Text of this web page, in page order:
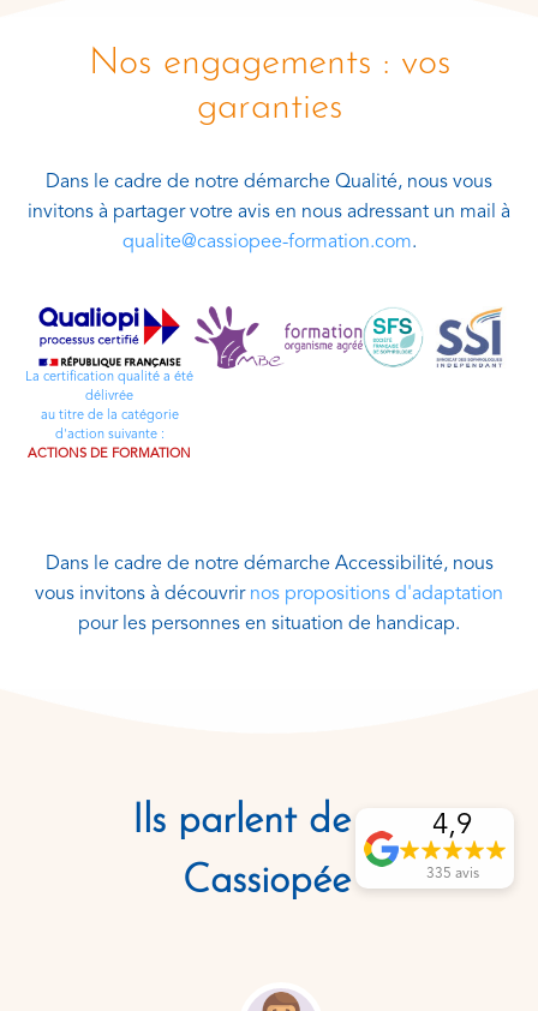
Nos engagements : vos
garanties
Dans le cadre de notre démarche Qualité, nous vous
invitons à partager votre avis en nous adressant un mail à
qualite@cassiopee-formation.com.
La certification qualité a été
délivrée
au titre de la catégorie
d'action suivante :
ACTIONS DE FORMATION
Dans le cadre de notre démarche Accessibilité, nous
vous invitons à découvrir nos propositions d'adaptation
pour les personnes en situation de handicap.
Ils parlent de
Cassiopée
4,9
335 avis